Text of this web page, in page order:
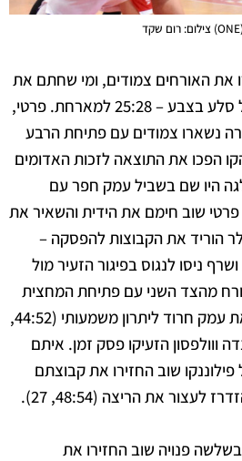
את האורחים צמודים, ומי שחתם את
– 25:28 למארחת.
פרטי,
נשארו צמודים עם פתיחת הרבע
הפכו את התוצאה לזכות האדומים
ובלגה היו שם בשביל עמק חפר עם
שוב חימם את הידית והשאיר את
הוריד את הקבוצות להפסקה –
ניסו לנגוס בפיגור הזעיר מול
מהצד השני עם פתיחת המחצית
השנייה. שומרוני העלה את עמק חרוד ליתרון משמעותי (44:52,
ווולפסון הזעיקו פסק זמן. איתם
שוב החזירו את קבוצתם
את הריצה (48:54, 27).
בשלשה פנויה שוב החזירו את